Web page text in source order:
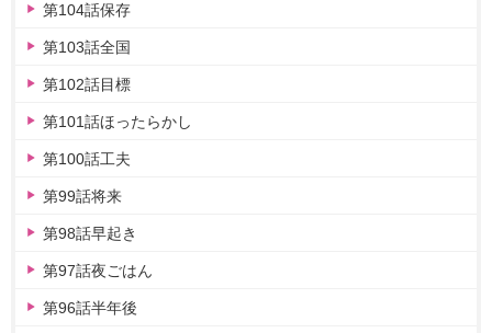
第104話保存
第103話全国
第102話目標
第101話ほったらかし
第100話工夫
第99話将来
第98話早起き
第97話夜ごはん
第96話半年後